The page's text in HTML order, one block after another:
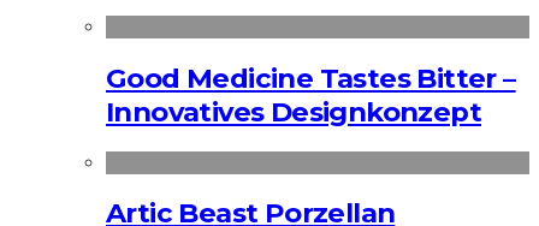
Good Medicine Tastes Bitter –
Innovatives Designkonzept
Artic Beast Porzellan